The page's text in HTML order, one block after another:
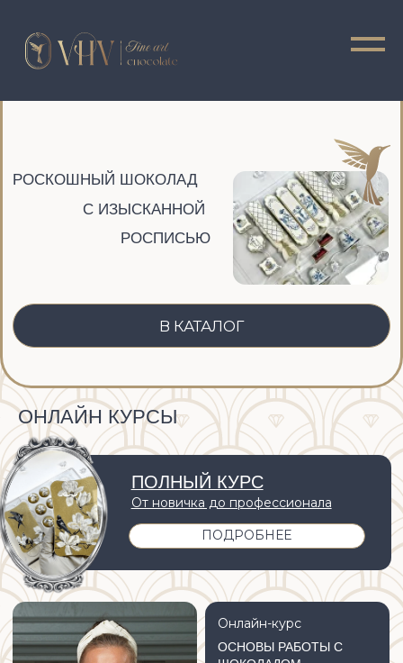
ОНЛАЙН КУРСЫ
В КАТАЛОГ
РОСПИСЬЮ
ХУДОЖЕСТВЕННАЯ РОСПИСЬ
шоколада
ШОКОЛАДОМ
(для новичков)
Онлайн-курс
ПОДРОБНЕЕ
ПОЛНЫЙ КУРС